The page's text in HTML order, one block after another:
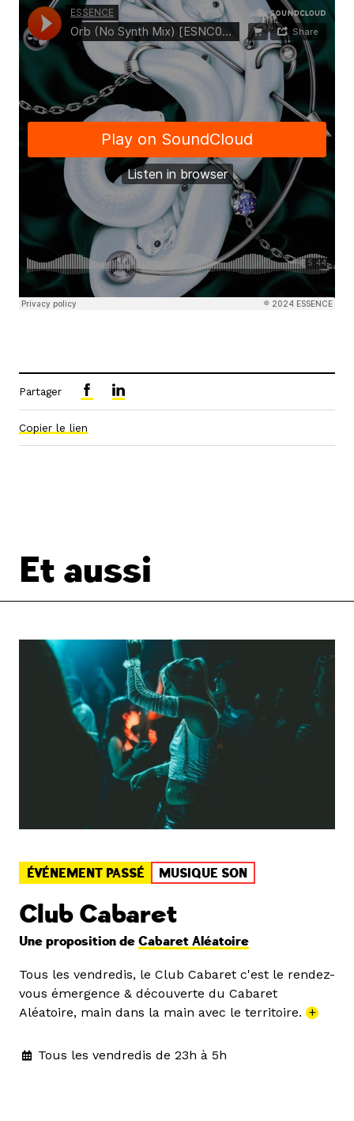
Partager
Copier le lien
Et aussi
ÉVÉNEMENT PASSÉ MUSIQUE SON
Club Cabaret
Une proposition de Cabaret Aléatoire
Tous les vendredis, le Club Cabaret c'est le rendez-
vous émergence & découverte du Cabaret
Aléatoire, main dans la main avec le territoire. +
Tous les vendredis de 23h à 5h